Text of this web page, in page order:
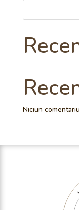
Niciun